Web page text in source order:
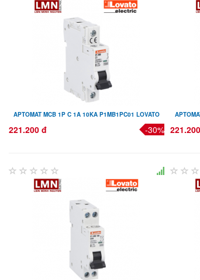
APTOMAT MCB 1P C 1A 10KA P1MB1PC01 LOVATO
221.200 đ -30%